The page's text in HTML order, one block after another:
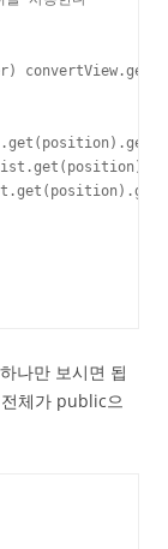
나만 보시면 됩
체가 public으